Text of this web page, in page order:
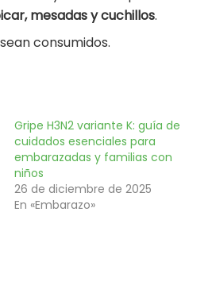
mesadas y cuchillos.
consumidos.
Gripe H3N2 variante K: guía de
cuidados esenciales para
embarazadas y familias con
niños
26 de diciembre de 2025
En «Embarazo»